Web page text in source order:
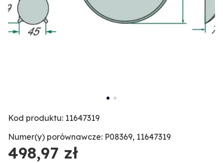
Kod produktu: 11647319
Numer(y) porównawcze: P08369, 11647319
498,97 zł